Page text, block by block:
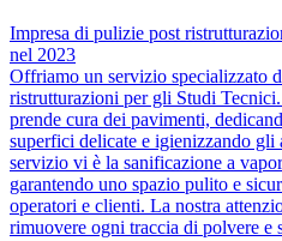
Impresa di pulizie post
nel 2023
Offriamo un servizio specializzato
ristrutturazioni per gli Studi
prende cura dei pavimenti,
superfici delicate e igienizzando gli
servizio vi è la sanificazione a
garantendo uno spazio pulito e
operatori e clienti. La nostra
rimuovere ogni traccia di polvere e